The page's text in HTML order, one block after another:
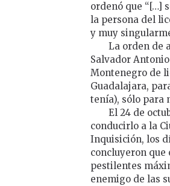
ordenó que “[…]
la persona del
y muy
La orden de
Salvador
Montenegro de
Guadalajara,
tenía), sólo para
El 24 de
conducirlo a la
Inquisición, los
concluyeron
pestilentes
enemigo de las